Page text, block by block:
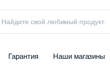
Гарантия Наши магазины